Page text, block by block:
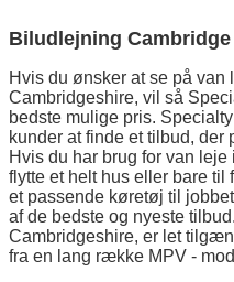
Biludlejning Cambridge
Hvis du ønsker at se på van
Cambridgeshire, vil så
bedste mulige pris.
kunder at finde et tilbud, der
Hvis du har brug for van
flytte et helt hus eller bare til
et passende køretøj til
af de bedste og nyeste
Cambridgeshire, er let
fra en lang række MPV -